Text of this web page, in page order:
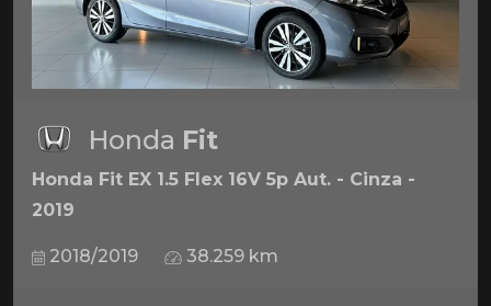
Honda Fit
Honda Fit EX 1.5 Flex 16V 5p Aut. - Cinza -
2019
2018/2019 38.259 km